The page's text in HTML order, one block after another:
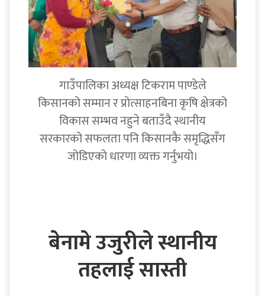
गाउँपालिका अध्यक्ष टिकराम पाण्डेले
किसानको सम्मान र प्रोत्साहनबिना कृषि क्षेत्रको
विकास सम्भव नहुने बताउँदै स्थानीय
सरकारको सफलता पनि किसानकै समृद्धिसँग
जोडिएको धारणा व्यक्त गर्नुभयो।
बेनामे उजुरीले स्थानीय
तहलाई सास्ती